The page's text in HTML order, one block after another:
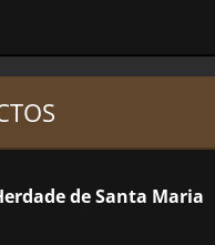
de Santa Maria